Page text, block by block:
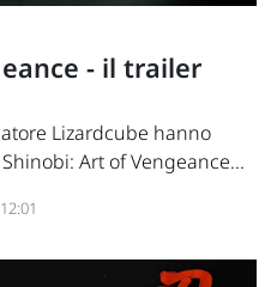
- il trailer
Lizardcube hanno
Art of Vengeance...